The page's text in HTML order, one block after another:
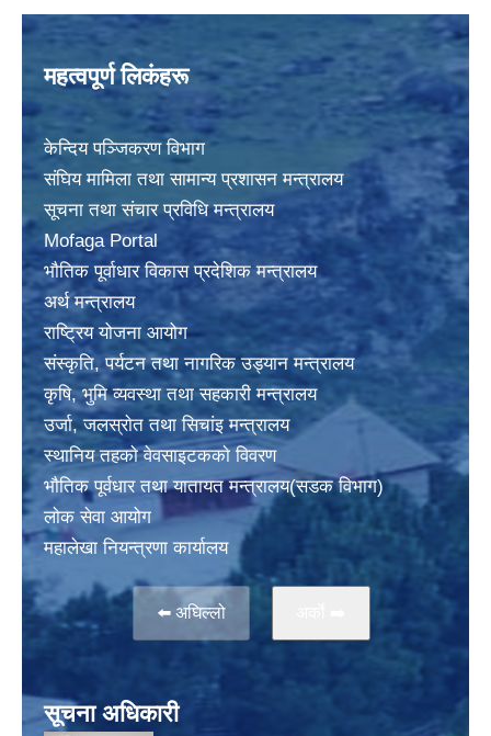
महत्वपूर्ण लिकंहरू
केन्दिय पञ्जिकरण विभाग
संघिय मामिला तथा सामान्य प्रशासन मन्त्रालय
सूचना तथा संचार प्रविधि मन्त्रालय
Mofaga Portal
भाैतिक पूर्वाधार विकास प्रदेशिक मन्त्रालय
अर्थ मन्त्रालय
राष्ट्रिय योजना आयोग
संस्कृति, पर्यटन तथा नागरिक उड्यान मन्त्रालय
कृषि, भुमि व्यवस्था तथा सहकारी मन्त्रालय
उर्जा, जलस्राेत तथा सिचांइ मन्त्रालय
स्थानिय तहकाे वेवसाइटककाे विवरण
भाैतिक पूर्वधार तथा यातायत मन्त्रालय(सडक विभाग)
लाेक सेवा आयोग
महालेखा नियन्त्रणा कार्यालय
⬅️ अघिल्लो
सूचना अधिकारी